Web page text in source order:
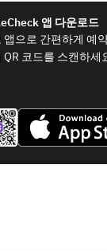
앱 다운로드
앱으로 간편하게 예
QR 코드를 스캔하세